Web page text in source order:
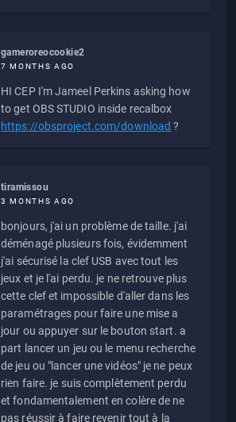
gameroreocookie2
7 MONTHS AGO
HI CEP I'm Jameel Perkins asking how
to get OBS STUDIO inside recalbox
https://obsproject.com/download ?
tiramissou
3 MONTHS AGO
bonjours, j'ai un problème de taille. j'ai
déménagé plusieurs fois, évidemment
j'ai sécurisé la clef USB avec tout les
jeux et je l'ai perdu. je ne retrouve plus
cette clef et impossible d'aller dans les
paramétrages pour faire une mise a
jour ou appuyer sur le bouton start. a
part lancer un jeu ou le menu recherche
de jeu ou "lancer une vidéos" je ne peux
rien faire. je suis complètement perdu
et fondamentalement en colère de ne
pas réussir à faire revenir tout à la